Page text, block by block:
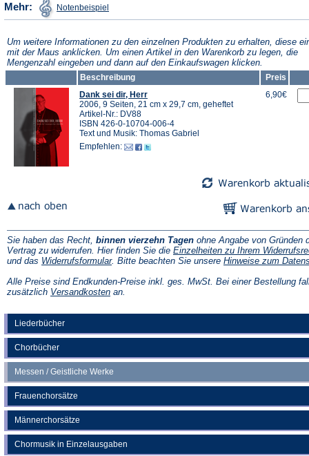
Liederbücher
Chorbücher
Messen / Geistliche Werke
Frauenchorsätze
Männerchorsätze
Chormusik in Einzelausgaben
Mehr: Notenbeispiel in
einem
Tab)
Um weitere Informationen zu den einzelnen Produkten zu erhalten, diese
mit der Maus anklicken. Um einen Artikel in den Warenkorb zu legen, die
Mengenzahl eingeben und dann auf den Einkaufswagen klicken.
Beschreibung
Preis
Dank sei dir, Herr
2006, 9 Seiten, 21 cm x 29,7 cm, geheftet
Artikel-Nr.: DV88
ISBN 426-0-10704-006-4
Text und Musik: Thomas Gabriel
Empfehlen:
6,90€
Sie haben das Recht, binnen vierzehn Tagen ohne Angabe von Gründen
Vertrag zu widerrufen. Hier finden Sie die Einzelheiten zu Ihrem
und das Widerrufsformular(Öffnet
einem
neuen
. Bitte beachten Sie unsere Hinweise zum
Alle Preise sind Endkunden-Preise inkl. ges. MwSt. Bei einer Bestellung
zusätzlich Versandkosten(Öffnet
an.